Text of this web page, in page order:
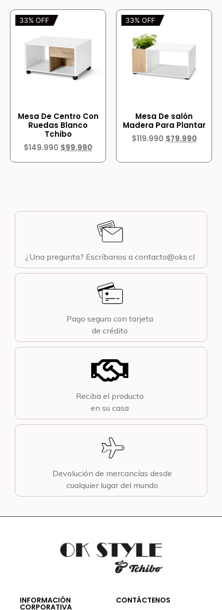
33% OFF
Mesa De Centro Con
Ruedas Blanco
Tchibo
$149.990 $99.990
33% OFF
Mesa De salón
Madera Para Plantar
$119.990 $79.990
¿Una pregunta? Escríbanos a contacto@oks.cl
Pago seguro con tarjeta
de crédito
Reciba el producto
en su casa
Devolución de mercancías desde
cualquier lugar del mundo
INFORMACIÓN
CORPORATIVA
CONTÁCTENOS